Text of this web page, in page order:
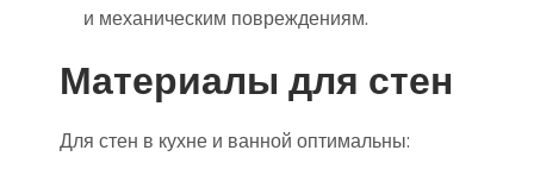
и механическим повреждениям.
Материалы для стен
Для стен в кухне и ванной оптимальны: